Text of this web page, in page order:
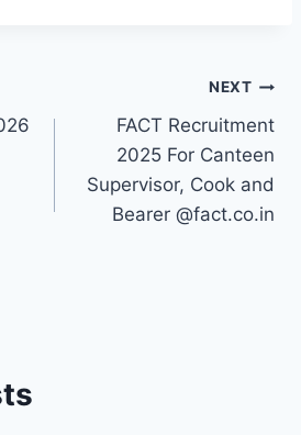
NEXT
FACT Recruitment
2025 For Canteen
Supervisor, Cook and
Bearer @fact.co.in